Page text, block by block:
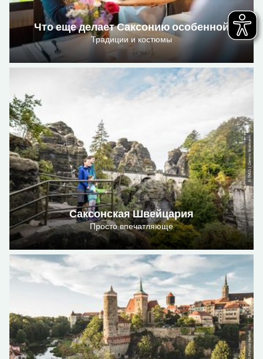
Что еще делает Саксонию особенной
Традиции и костюмы
Саксонская Швейцария
Просто впечатляюще
© TMGS / Dennis Stratmann
© Philipp Herfort